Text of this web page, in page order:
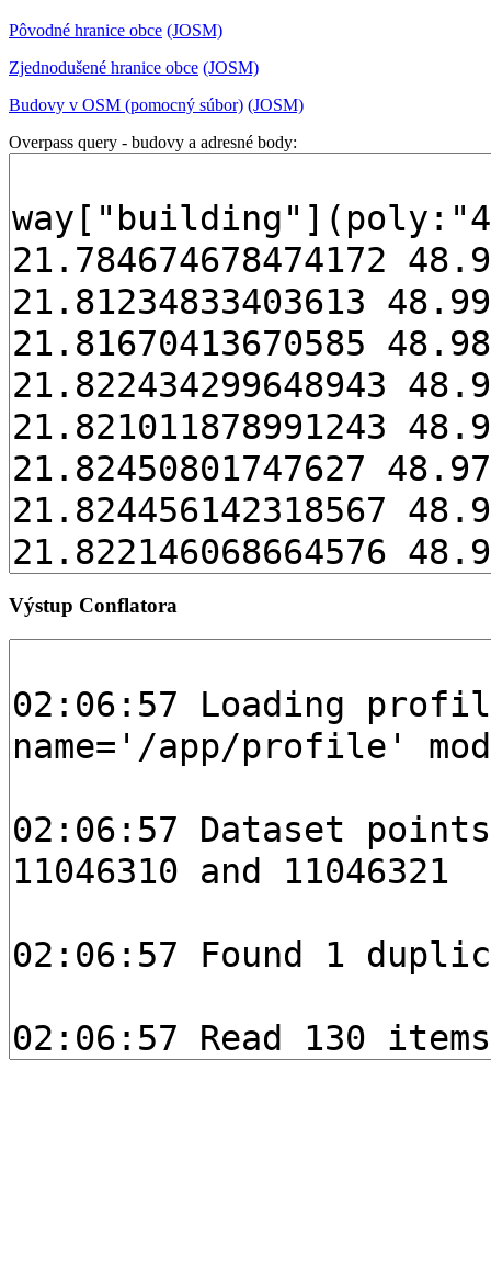
Pôvodné hranice obce (JOSM)
Zjednodušené hranice obce (JOSM)
Budovy v OSM (pomocný súbor) (JOSM)
Overpass query - budovy a adresné body:
Výstup Conflatora